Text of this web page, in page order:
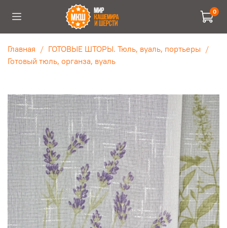
0
Главная
ГОТОВЫЕ ШТОРЫ. Тюль, вуаль, портьеры
Готовый тюль, органза, вуаль